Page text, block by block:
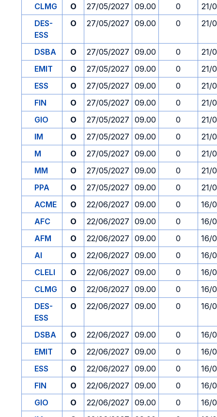
CLMG
O 27/05/2027 09.00 0
21/
DES-
ESS
O 27/05/2027 09.00 0 21/
DSBA O 27/05/2027 09.00 0
21/
EMIT
O 27/05/2027 09.00 0
21/
ESS
O 27/05/2027 09.00 0
21/
FIN
O 27/05/2027 09.00 0
21/
GIO
O 27/05/2027 09.00 0
21/
IM
O 27/05/2027 09.00 0
21/
M
O 27/05/2027 09.00 0
21/
MM
O 27/05/2027 09.00 0
21/
PPA
O 27/05/2027 09.00 0
21/
ACME
O 22/06/2027 09.00 0
16/
AFC
O 22/06/2027 09.00 0
16/
AFM
O 22/06/2027 09.00 0
16/
AI
O 22/06/2027 09.00 0
16/
CLELI
O 22/06/2027 09.00 0
16/
CLMG
O 22/06/2027 09.00 0
16/
DES-
ESS
O 22/06/2027 09.00 0 16/
DSBA O 22/06/2027 09.00 0
16/
EMIT
O 22/06/2027 09.00 0
16/
ESS
O 22/06/2027 09.00 0
16/
FIN
O 22/06/2027 09.00 0
16/
GIO
O 22/06/2027 09.00 0
16/